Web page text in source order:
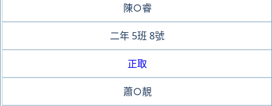
陳○睿
二年 5班 8號
正取
蕭○靚